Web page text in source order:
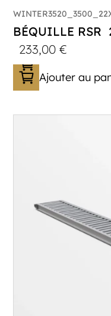
BÉQUILLE RSR
233,00€
Ajouter au